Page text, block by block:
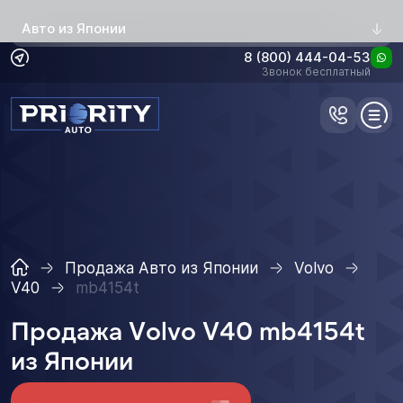
Авто из Японии
8 (800) 444-04-53
Звонок бесплатный
Продажа Авто из Японии
Volvo
V40
mb4154t
Продажа Volvo V40 mb4154t
из Японии